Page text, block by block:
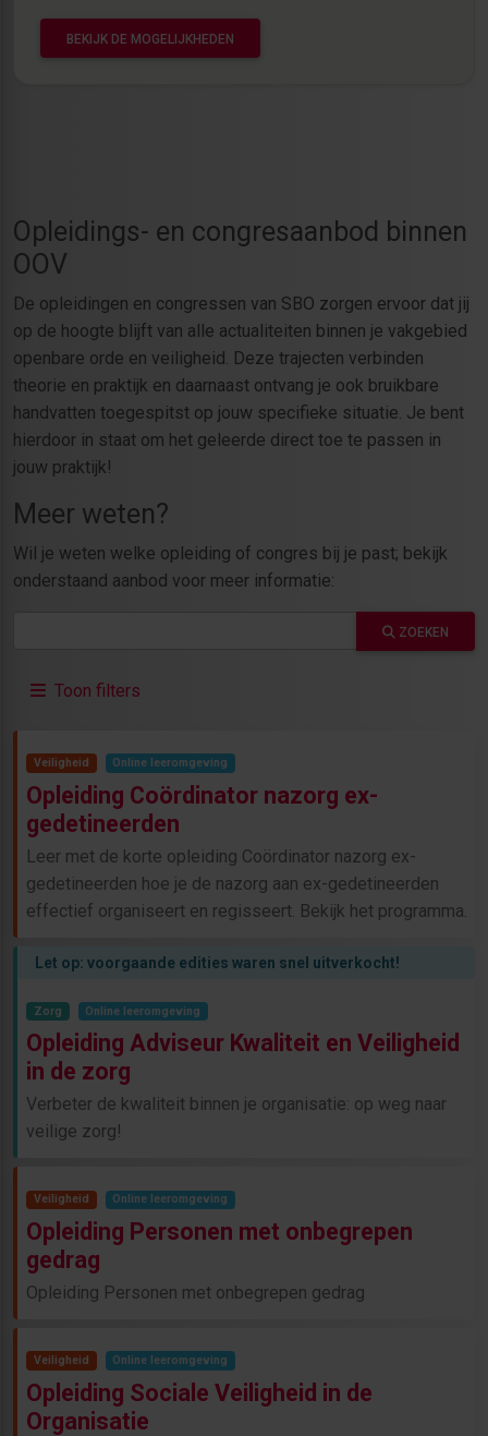
BEKIJK DE MOGELIJKHEDEN
Opleidings- en congresaanbod binnen
OOV
De opleidingen en congressen van SBO zorgen ervoor dat jij
op de hoogte blijft van alle actualiteiten binnen je vakgebied
openbare orde en veiligheid. Deze trajecten verbinden
theorie en praktijk en daarnaast ontvang je ook bruikbare
handvatten toegespitst op jouw specifieke situatie. Je bent
hierdoor in staat om het geleerde direct toe te passen in
jouw praktijk!
Meer weten?
Wil je weten welke opleiding of congres bij je past; bekijk
onderstaand aanbod voor meer informatie:
ZOEKEN
Toon filters
Veiligheid Online leeromgeving
Opleiding Coördinator nazorg ex-
gedetineerden
Leer met de korte opleiding Coördinator nazorg ex-
gedetineerden hoe je de nazorg aan ex-gedetineerden
effectief organiseert en regisseert. Bekijk het programma.
Let op: voorgaande edities waren snel uitverkocht!
Zorg Online leeromgeving
Opleiding Adviseur Kwaliteit en Veiligheid
in de zorg
Verbeter de kwaliteit binnen je organisatie: op weg naar
veilige zorg!
Veiligheid Online leeromgeving
Opleiding Personen met onbegrepen
gedrag
Opleiding Personen met onbegrepen gedrag
Veiligheid Online leeromgeving
Opleiding Sociale Veiligheid in de
Organisatie